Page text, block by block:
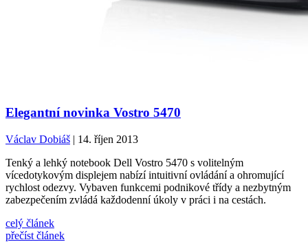
Elegantní novinka Vostro 5470
Václav Dobiáš | 14. říjen 2013
Tenký a lehký notebook Dell Vostro 5470 s volitelným
vícedotykovým displejem nabízí intuitivní ovládání a ohromující
rychlost odezvy. Vybaven funkcemi podnikové třídy a nezbytným
zabezpečením zvládá každodenní úkoly v práci i na cestách.
celý článek
přečíst článek